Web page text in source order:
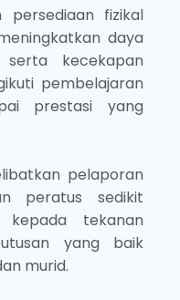
persediaan fizikal
daya
kecekapan
pembelajaran
prestasi yang
pelaporan
peratus sedikit
kepada tekanan
yang baik
murid.